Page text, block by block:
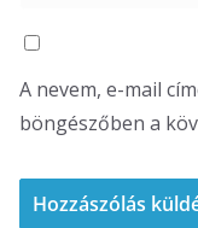
A nevem, e-mail
böngészőben a